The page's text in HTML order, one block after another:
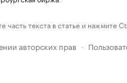
текста в статье и нажмите
авторских прав ·